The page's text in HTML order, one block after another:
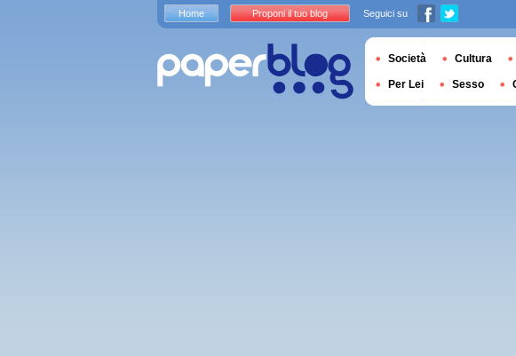
Home Proponi il tuo blog Seguici su
Società Cultura
Per Lei Sesso